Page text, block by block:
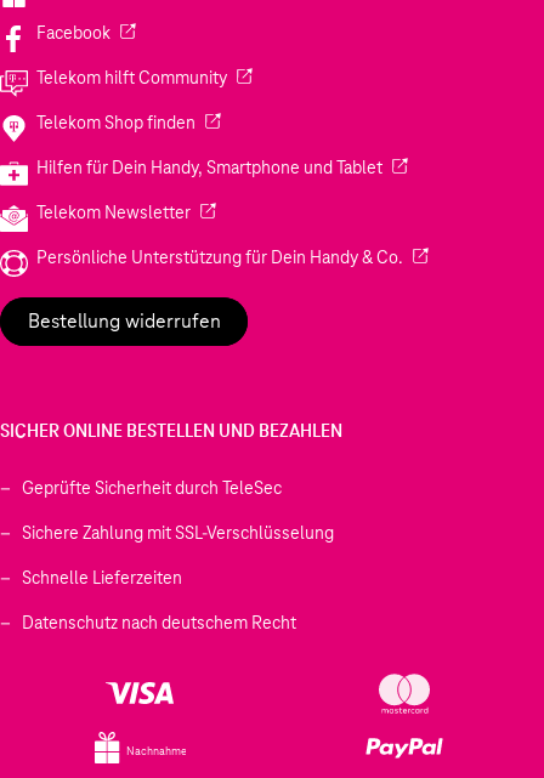
Facebook(Wird in einem neuen Tab geöffnet)
Telekom hilft Community(Wird in einem neuen Tab geöffnet)
Telekom Shop finden (Wird in einem neuen Tab geöffnet)
Hilfen für Dein Handy, Smartphone und Tablet(Wird in einem
Telekom Newsletter(Wird in einem neuen Tab geöffnet)
Persönliche Unterstützung für Dein Handy & Co. (Wird in einem
Bestellung widerrufen
SICHER ONLINE BESTELLEN UND BEZAHLEN
Geprüfte Sicherheit durch TeleSec
Sichere Zahlung mit SSL-Verschlüsselung
Schnelle Lieferzeiten
Datenschutz nach deutschem Recht
Nachnahme